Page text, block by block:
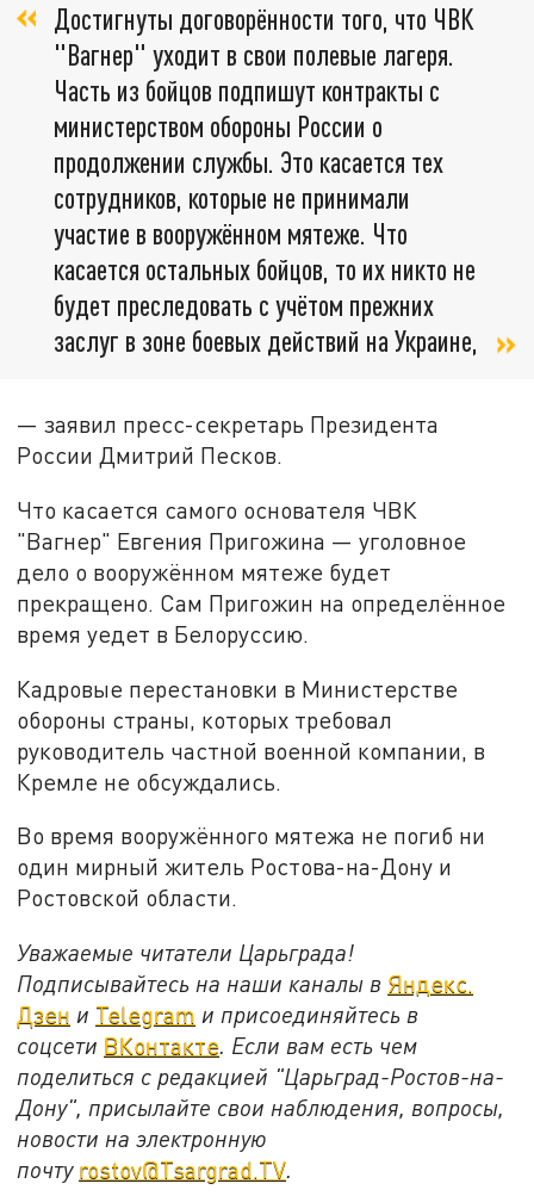
Достигнуты договорённости того, что ЧВК
"Вагнер" уходит в свои полевые лагеря.
Часть из бойцов подпишут контракты с
министерством обороны России о
продолжении службы. Это касается тех
сотрудников, которые не принимали
участие в вооружённом мятеже. Что
касается остальных бойцов, то их никто не
будет преследовать с учётом прежних
заслуг в зоне боевых действий на Украине,
— заявил пресс-секретарь Президента
России Дмитрий Песков.
Что касается самого основателя ЧВК
"Вагнер" Евгения Пригожина — уголовное
дело о вооружённом мятеже будет
прекращено. Сам Пригожин на определённое
время уедет в Белоруссию.
Кадровые перестановки в Министерстве
обороны страны, которых требовал
руководитель частной военной компании, в
Кремле не обсуждались.
Во время вооружённого мятежа не погиб ни
один мирный житель Ростова-на-Дону и
Ростовской области.
Уважаемые читатели Царьграда!
Подписывайтесь на наши каналы в Яндекс.
Дзен и Telegram и присоединяйтесь в
соцсети ВКонтакте. Если вам есть чем
поделиться с редакцией "Царьград-Ростов-на-
Дону", присылайте свои наблюдения, вопросы,
новости на электронную
почту rostov@Tsargrad.ТV.